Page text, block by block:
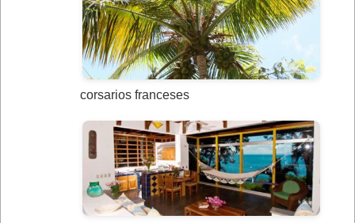
corsarios franceses